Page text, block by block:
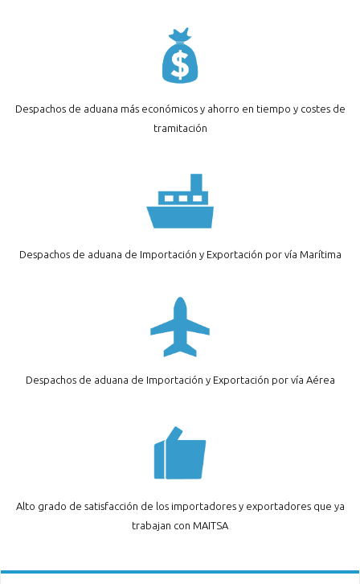
Despachos de aduana más económicos y ahorro en tiempo y costes de
tramitación
Despachos de aduana de Importación y Exportación por vía Marítima
Despachos de aduana de Importación y Exportación por vía Aérea
Alto grado de satisfacción de los importadores y exportadores que ya
trabajan con MAITSA